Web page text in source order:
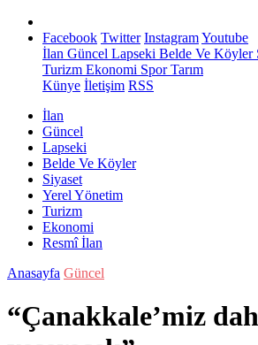
Facebook Twitter InstagramYoutube
İlan Güncel Lapseki Belde Ve Köyler
Turizm Ekonomi SporTarım
Künye İletişim RSS
İlan
Güncel
Lapseki
Belde Ve Köyler
Siyaset
Yerel Yönetim
Turizm
Ekonomi
Resmî İlan
Anasayfa Güncel
“Çanakkale’miz